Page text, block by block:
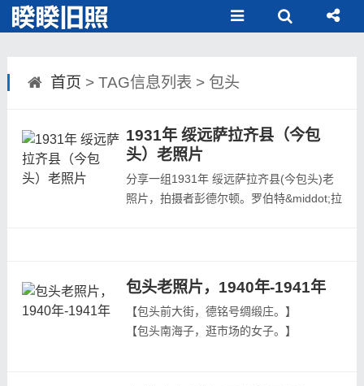
首页 > TAG信息列表 > 包头
1931年 绥远萨拉齐县（今包
头）老照片
分享一组1931年 绥远萨拉齐县(今包头)老
照片，拍摄者彭德尔顿。罗伯特&middot;拉
授，他于1931年至1933年来中国考察，足
迹遍及现今的东北、华北、西南等多个省市
地区，共拍摄了1100余张立体照片，记录
了民国时期中...
包头老照片，1940年-1941年
【包头前大街，德铭号绸缎庄。】
【包头南海子，逛市场的女子。】